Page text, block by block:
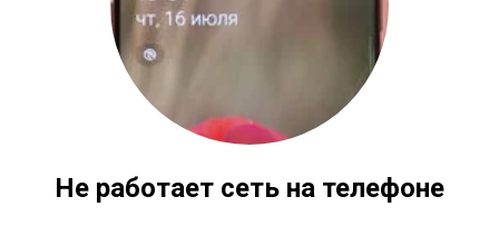
Не работает сеть на телефоне